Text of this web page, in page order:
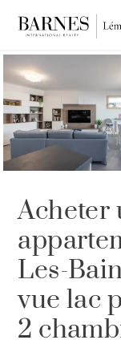
EXCLUSIVITÉ
Acheter
Les-
vue lac
2